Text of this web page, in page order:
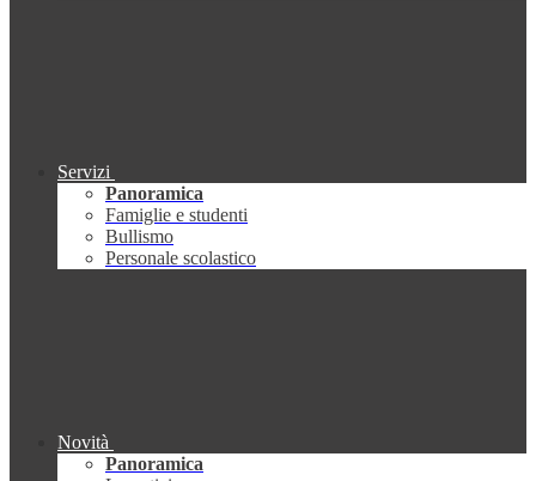
Servizi
Panoramica
Famiglie e studenti
Bullismo
Personale scolastico
Novità
Panoramica